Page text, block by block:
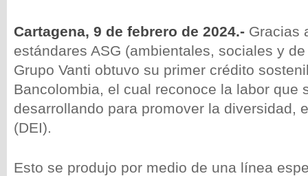
Cartagena, 9 de febrero de 2024.- Gracias
estándares ASG (ambientales, sociales y
Grupo Vanti obtuvo su primer crédito
Bancolombia, el cual reconoce la labor que
desarrollando para promover la diversidad,
(DEI).
Esto se produjo por medio de una línea
wp-